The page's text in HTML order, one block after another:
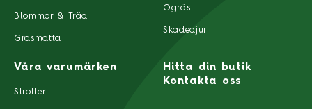
Blommor & Träd
Gräsmatta
Ogräs
Skadedjur
Våra varumärken
Stroller
Hitta din butik
Kontakta oss